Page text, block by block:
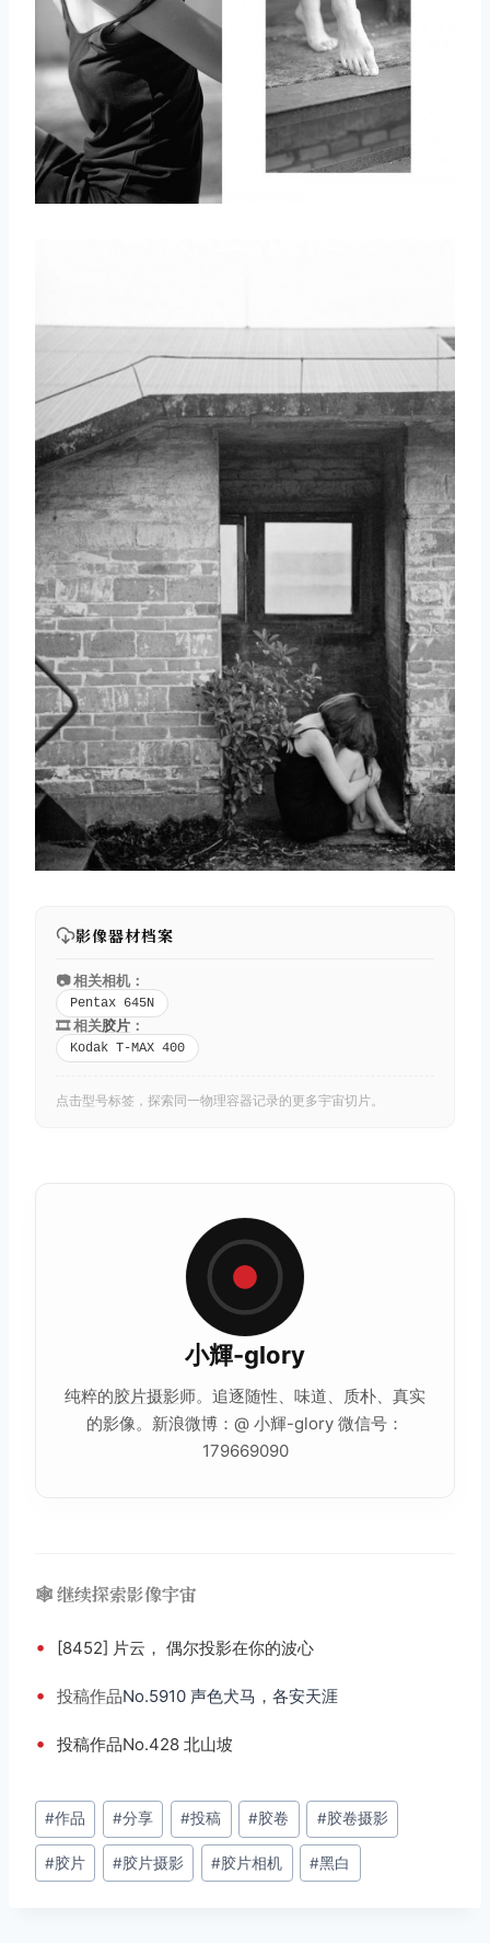
影像器材档案
📷 相关相机：
Pentax 645N
🎞️ 相关胶片 ：
Kodak T-MAX 400
点击型号标签，探索同一物理容器记录的更多宇宙切片。
小輝-glory
纯粹的胶片摄影师。追逐随性、味道、质朴、真实
的影像。新浪微博：@ 小輝-glory 微信号：
179669090
🕸️ 继续探索影像宇宙
• [8452] 片云， 偶尔投影在你的波心
• 投稿作品No.5910 声色犬马，各安天涯
• 投稿作品No.428 北山坡
文
章
标
#作品 #分享 #投稿 #胶卷 #胶卷摄影
#胶片 #胶片摄影 #胶片相机 #黑白